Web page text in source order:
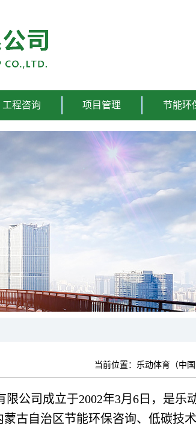
工程咨询 项目管理 节能环
当前位置： 乐动体育（中
限公司成立于2002年3月6日，是乐
蒙古自治区节能环保咨询、低碳技